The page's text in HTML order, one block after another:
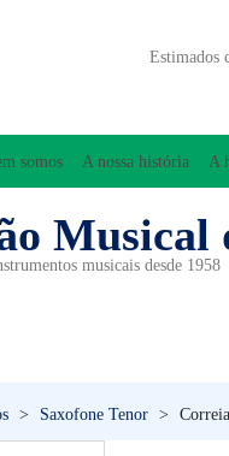
Estimados
somos A nossa história A
Musical
musicais desde 1958
> Saxofone Tenor >